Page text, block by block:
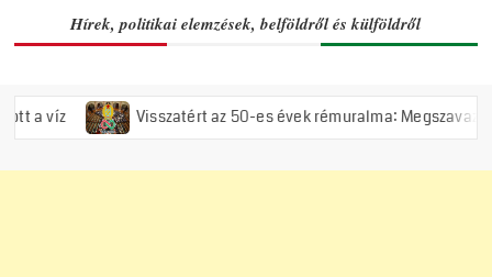
Hírek, politikai elemzések, belföldről és külföldről
Visszatért az 50-es évek rémuralma: Megszavazta az